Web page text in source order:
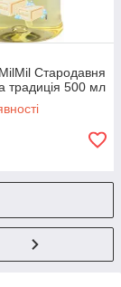
Стародавня
традиція 500 мл